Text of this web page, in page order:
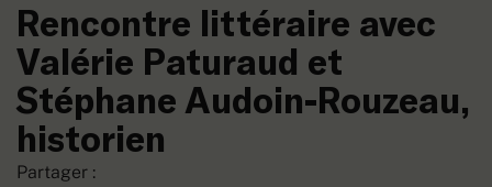
Partager :
Rencontre littéraire avec
Valérie Paturaud et
Stéphane Audoin-Rouzeau,
historien